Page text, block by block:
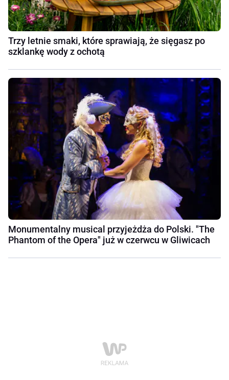
Trzy letnie smaki, które sprawiają, że sięgasz po
szklankę wody z ochotą
Monumentalny musical przyjeżdża do Polski. "The
Phantom of the Opera" już w czerwcu w Gliwicach